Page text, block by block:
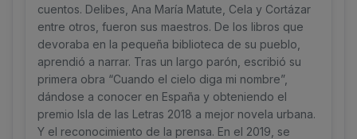
cuentos. Delibes, Ana María Matute, Cela y Cortázar
entre otros, fueron sus maestros. De los libros que
devoraba en la pequeña biblioteca de su pueblo,
aprendió a narrar. Tras un largo parón, escribió su
primera obra “Cuando el cielo diga mi nombre”,
dándose a conocer en España y obteniendo el
premio Isla de las Letras 2018 a mejor novela urbana.
Y el reconocimiento de la prensa. En el 2019, se